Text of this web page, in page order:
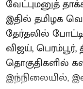
வேட்புமனுத்
இதில் தமிழக
தேர்தலில்
விஜய், பெரம்பூர்,
தொகுதிகளில்
இந்நிலையில்,